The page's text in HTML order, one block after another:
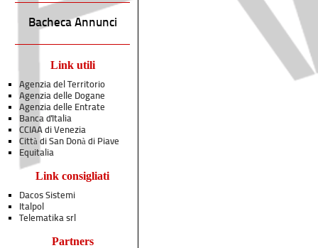
Bacheca Annunci
Link utili
Agenzia del Territorio
Agenzia delle Dogane
Agenzia delle Entrate
Banca d'Italia
CCIAA di Venezia
Città di San Donà di Piave
Equitalia
Link consigliati
Dacos Sistemi
Italpol
Telematika srl
Partners